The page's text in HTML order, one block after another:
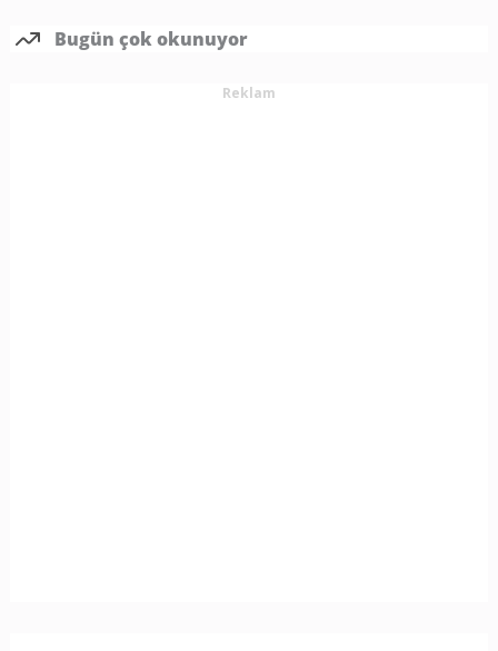
Bugün çok okunuyor
Reklam